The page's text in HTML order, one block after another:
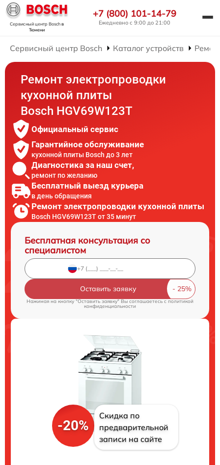
Сервисный центр Boschв
Тюмени
+7 (800) 101-14-79
Ежедневно с 9:00 до 21:00
Сервисный центр Bosch Каталог устройств
Ремонт электропроводки
кухонной плиты
Bosch HGV69W123T
Официальный сервис
Гарантийное обслуживание
кухонной плиты Bosch до 3 лет
Диагностика за наш счет,
ремонт по желанию
Бесплатный выезд курьера
в день обращения
Ремонт электропроводки кухонной плиты
Bosch HGV69W123T от 35 минут
Бесплатная консультация со
специалистом
Оставить заявку
Нажимая на кнопку "Оставить заявку" Вы соглашаетесь cполитикой
конфиденциальности
-20%
Скидка по
предварительной
записи на сайте